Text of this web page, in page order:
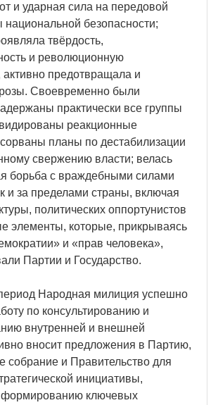
и ударная сила на передовой
безопасности;
твёрдость,
и революционную
активно предотвращала и
Своевременно были
практически все группы
реакционные
планы по дестабилизации
свержению власти; велась
борьба с враждебными силами
и за пределами страны, включая
политических оппортунистов
элементы, которые, прикрываясь
и «прав человека»,
Партии и Государство.
Народная милиция успешно
по консультированию и
внутренней и внешней
вносит предложения в Партию,
собрание и Правительство для
инициативы,
формированию ключевых